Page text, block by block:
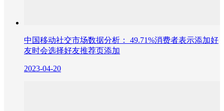
中国移动社交市场数据分析： 49.71%消费者表示添加好
友时会选择好友推荐页添加
2023-04-20